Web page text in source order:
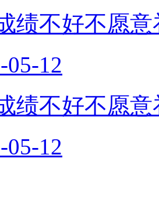
绩不好不愿
05-12
绩不好不愿
05-12